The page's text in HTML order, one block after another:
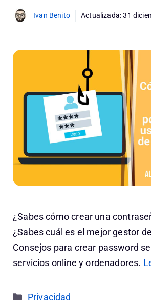
Ivan Benito Actualizada:31
¿Sabes cómo crear una
¿Sabes cuál es el mejor gestor
Consejos para crear password
servicios online y ordenadores.
Categorías
Privacidad